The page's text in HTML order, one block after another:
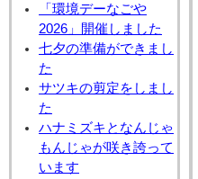
「環境デーなごや
2026」開催しました
七夕の準備ができまし
た
サツキの剪定をしまし
た
ハナミズキとなんじゃ
もんじゃが咲き誇って
います